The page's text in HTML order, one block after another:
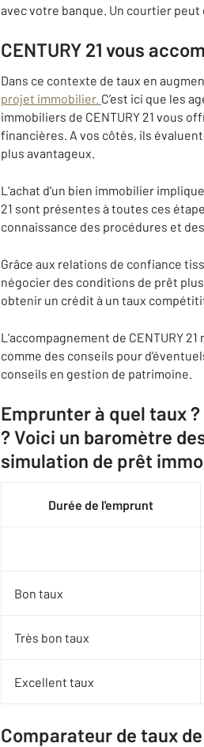
avec votre banque. Un courtier
CENTURY 21 vous
Dans ce contexte de taux en
projet immobilier. C’est ici que les
immobiliers de CENTURY 21 vous
financières. A vos côtés, ils
plus avantageux.
L’achat d’un bien immobilier
21 sont présentes à toutes ces
connaissance des procédures et
Grâce aux relations de confiance
négocier des conditions de prêt
obtenir un crédit à un taux
L’accompagnement de CENTURY
comme des conseils pour
conseils en gestion de patrimoine.
Emprunter à quel taux
? Voici un baromètre
simulation de prêt
Durée de l'emprunt
Bon taux
Très bon taux
Excellent taux
Comparateur de taux